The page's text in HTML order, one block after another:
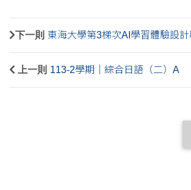
下一則 東海大學第3梯次AI學習體驗設
上一則 113-2學期｜綜合日語（二）A